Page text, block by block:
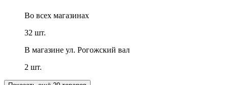
Во всех магазинах
32 шт.
В магазине ул. Рогожский вал
2 шт.